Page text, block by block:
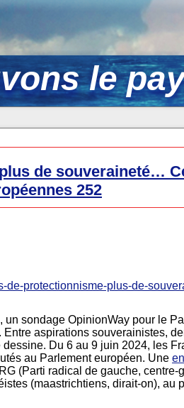
le
de souveraineté…
252
de-protectionnisme-plus-de-
sondage OpinionWay pour le
aspirations souverainistes,
Du 6 au 9 juin 2024, les
au Parlement européen. Une
(Parti radical de gauche, centre-
(maastrichtiens, dirait-on), au